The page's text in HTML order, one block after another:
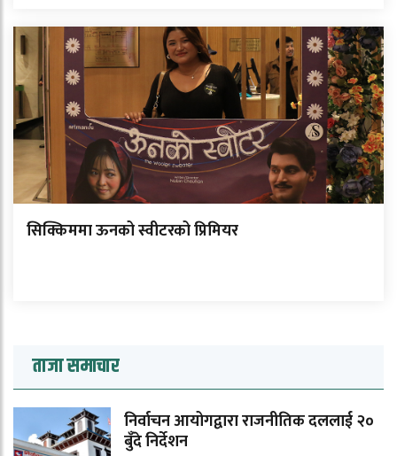
सिक्किममा ऊनको स्वीटरको प्रिमियर
ताजा समाचार
निर्वाचन आयोगद्वारा राजनीतिक दललाई २०
बुँदे निर्देशन